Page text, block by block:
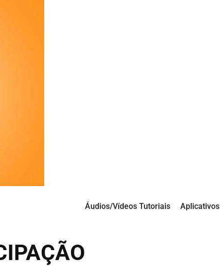
Áudios/Vídeos Tutoriais Aplicativos